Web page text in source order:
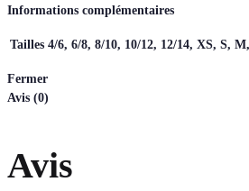
Informations complémentaires
Tailles 4/6, 6/8, 8/10, 10/12, 12/14, XS, S,
Fermer
Avis (0)
Avis